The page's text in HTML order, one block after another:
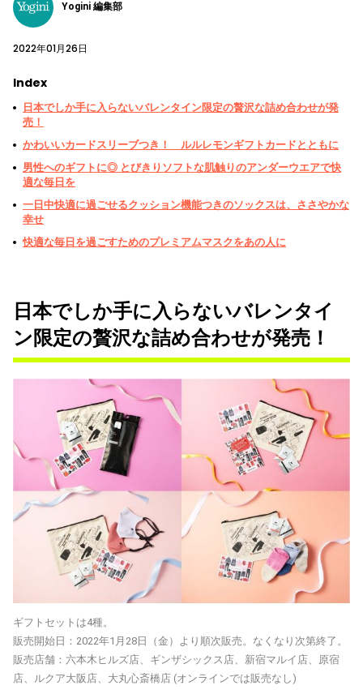
Yogini 編集部
2022年01月26日
Index
日本でしか手に入らないバレンタイン限定の贅沢な詰め合わせが発
売！
かわいいカードスリーブつき！ ルルレモンギフトカードとともに
男性へのギフトに◎ とびきりソフトな肌触りのアンダーウエアで快
適な毎日を
一日中快適に過ごせるクッション機能つきのソックスは、ささやかな
幸せ
快適な毎日を過ごすためのプレミアムマスクをあの人に
日本でしか手に入らないバレンタイ
ン限定の贅沢な詰め合わせが発売！
ギフトセットは4種。
販売開始日：2022年1月28日（金）より順次販売。なくなり次第終了。
販売店舗：六本木ヒルズ店、ギンザシックス店、新宿マルイ店、原宿
店、ルクア大阪店、大丸心斎橋店 (オンラインでは販売なし)